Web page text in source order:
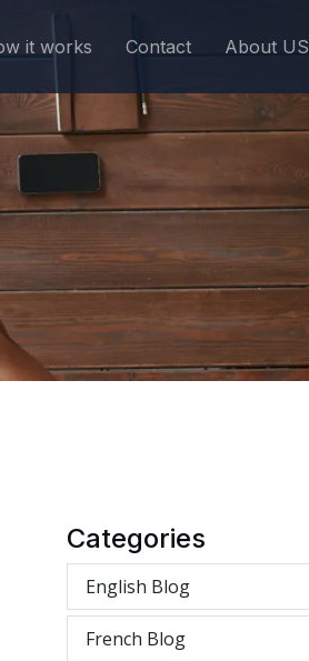
it works Contact About US
Categories
English Blog
French Blog